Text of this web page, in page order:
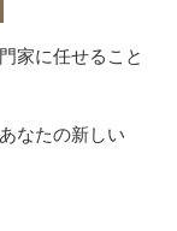
家に任せること
なたの新しい